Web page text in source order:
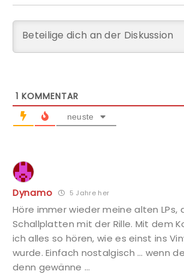
1 KOMMENTAR
neuste
Dynamo 5 Jahre her
Höre immer wieder meine alten LPs,
Schallplatten mit der Rille. Mit dem
ich alles so hören, wie es einst ins
wurde. Einfach nostalgisch … wenn
denn gewänne …